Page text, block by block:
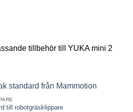
tillbehör till YUKA mini 2
till robotgräsklippare